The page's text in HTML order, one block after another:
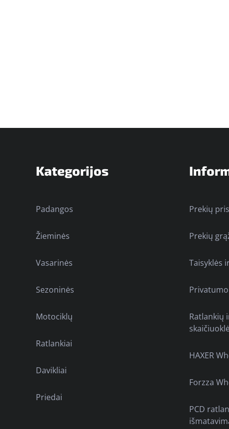
Kategorijos
Padangos
Žieminės
Vasarinės
Sezoninės
Motociklų
Ratlankiai
Davikliai
Priedai
Prekių
Prekių
Taisyklės
Ratlankių
HAXER
Forzza
PCD